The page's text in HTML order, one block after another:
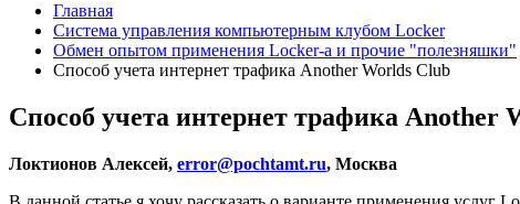
Главная
Система управления компьютерным клубом Locker
Обмен опытом применения Locker-a и прочие "полезняшки"
Способ учета интернет трафика Another Worlds Club
Способ учета интернет трафика Another
Локтионов Алексей, error@pochtamt.ru, Москва